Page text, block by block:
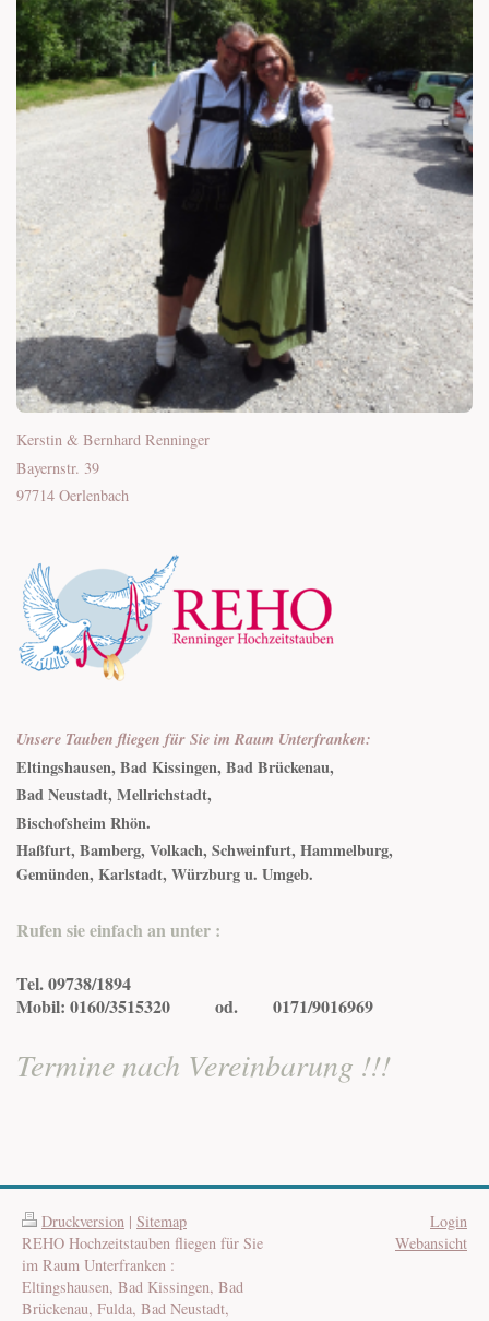
Kerstin & Bernhard Renninger
Bayernstr. 39
97714 Oerlenbach
Unsere Tauben fliegen für Sie im Raum Unterfranken:
Eltingshausen, Bad Kissingen, Bad Brückenau,
Bad Neustadt, Mellrichstadt,
Bischofsheim Rhön.
Haßfurt, Bamberg, Volkach, Schweinfurt, Hammelburg,
Gemünden, Karlstadt, Würzburg u. Umgeb.
Rufen sie einfach an unter :
Tel. 09738/1894
Mobil: 0160/3515320 od.
0171/9016969
Termine nach Vereinbarung !!!
Druckversion | Sitemap
REHO Hochzeitstauben fliegen für Sie
im Raum Unterfranken :
Eltingshausen, Bad Kissingen, Bad
Brückenau, Fulda, Bad Neustadt,
Login
Webansicht